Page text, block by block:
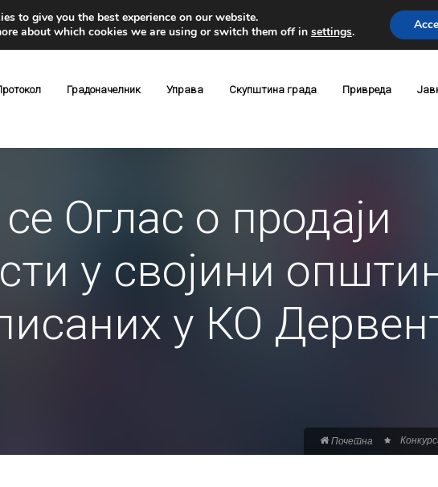
Градоначелник Управа Скупштина града Привреда
Оглас о продаји
у својини
у КО
Почетна
to give you the best experience on our website.
about which cookies we are using or switch them off in settings.